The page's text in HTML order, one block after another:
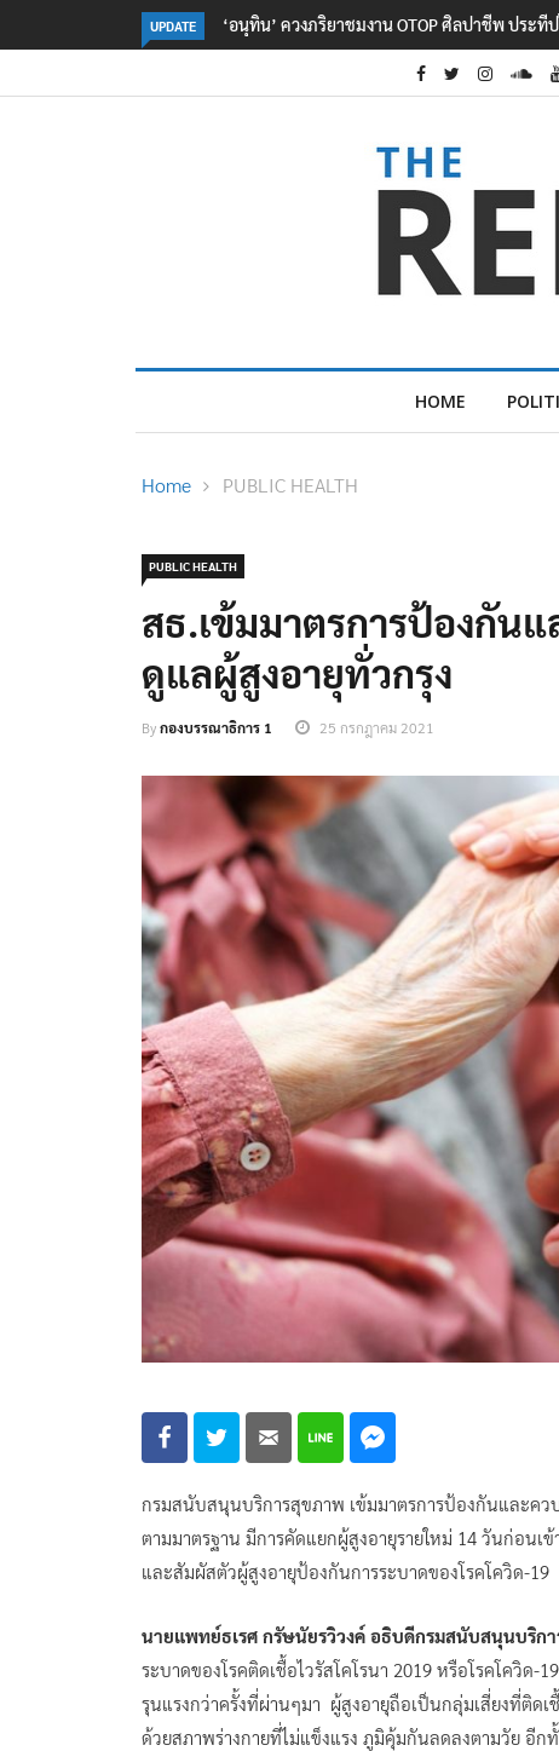
UPDATE ลอรีอัลโชว์ผลประกอบการครึ่งปีแรกโต 6.5% กว
HOME
Home PUBLIC HEALTH
PUBLIC HEALTH
สธ.เข้มมาตรการป้องกัน
ดูแลผู้สูงอายุทั่วกรุง
Byกองบรรณาธิการ 1 25 กรกฎาคม 2021
กรมสนับสนุนบริการสุขภาพ เข้มมาตรการป้องกันและคว
ตามมาตรฐาน มีการคัดแยกผู้สูงอายุรายใหม่ 14 วันก่อน
และสัมผัสตัวผู้สูงอายุป้องกันการระบาดของโรคโควิด-19
นายแพทย์ธเรศ กรัษนัยรวิวงค์ อธิบดีกรมสนับสนุนบริก
ระบาดของโรคติดเชื้อไวรัสโคโรนา 2019 หรือโรคโควิด-
รุนแรงกว่าครั้งที่ผ่านๆมา ผู้สูงอายุถือเป็นกลุ่มเสี่ยงที่ติดเ
ด้วยสภาพร่างกายที่ไม่แข็งแรง ภูมิคุ้มกันลดลงตามวัย อีก